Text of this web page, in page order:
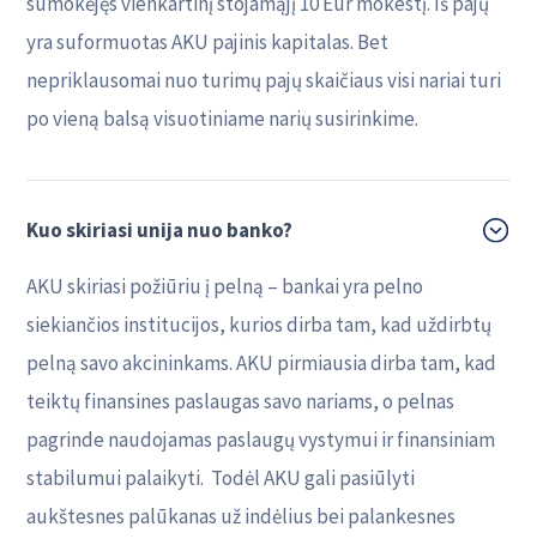
yra suformuotas AKU pajinis kapitalas. Bet
nepriklausomai nuo turimų pajų skaičiaus visi nariai turi
po vieną balsą visuotiniame narių susirinkime.
Kuo skiriasi unija nuo banko?
AKU skiriasi požiūriu į pelną – bankai yra pelno
siekiančios institucijos, kurios dirba tam, kad uždirbtų
pelną savo akcininkams. AKU pirmiausia dirba tam, kad
teiktų finansines paslaugas savo nariams, o pelnas
pagrinde naudojamas paslaugų vystymui ir finansiniam
stabilumui palaikyti. Todėl AKU gali pasiūlyti
aukštesnes palūkanas už indėlius bei palankesnes